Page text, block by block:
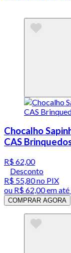
Chocalho
CAS
R$ 62,00
Desconto
R$ 55,80no PIX
ou R$ 62,00em até
COMPRAR AGORA